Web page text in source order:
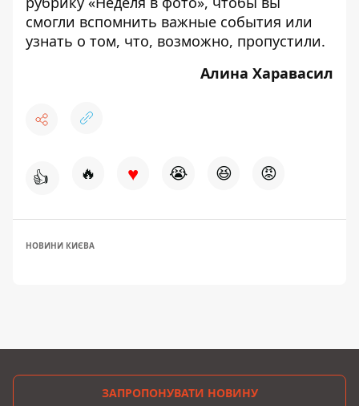
смогли вспомнить важные события или
узнать о том, что, возможно, пропустили.
Алина Харавасил
👍 🔥 ♥ 😭 😆 😡
НОВИНИ КИЄВА
ЗАПРОПОНУВАТИ НОВИНУ